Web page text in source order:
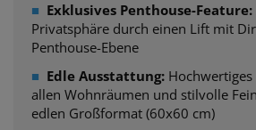
■ Exklusives Penthouse-Feature:
Privatsphäre durch einen Lift mit
Penthouse-Ebene
■ Edle Ausstattung:
allen Wohnräumen und stilvolle
edlen Großformat (60x60 cm)